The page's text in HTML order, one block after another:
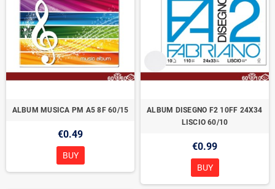
ALBUM MUSICA PM A5 8F 60/15
€0.49
BUY
ALBUM DISEGNO F2 10FF 24X34
LISCIO 60/10
€0.99
BUY